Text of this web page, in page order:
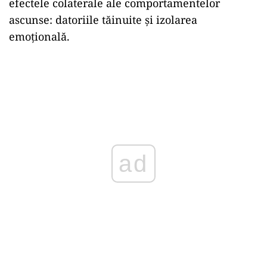
efectele colaterale ale comportamentelor
ascunse: datoriile tăinuite și izolarea
emoțională.
ad